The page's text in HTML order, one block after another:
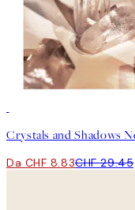
Da CHF 8.83CHF 29.45